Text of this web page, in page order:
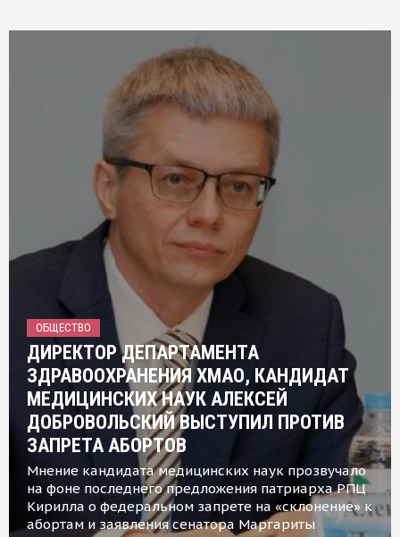
ОБЩЕСТВО
ДИРЕКТОР ДЕПАРТАМЕНТА
ЗДРАВООХРАНЕНИЯ ХМАО, КАНДИДАТ
МЕДИЦИНСКИХ НАУК АЛЕКСЕЙ
ДОБРОВОЛЬСКИЙ ВЫСТУПИЛ ПРОТИВ
ЗАПРЕТА АБОРТОВ
Мнение кандидата медицинских наук прозвучало
на фоне последнего предложения патриарха РПЦ
Кирилла о федеральном запрете на «склонение» к
абортам и заявления сенатора Маргариты